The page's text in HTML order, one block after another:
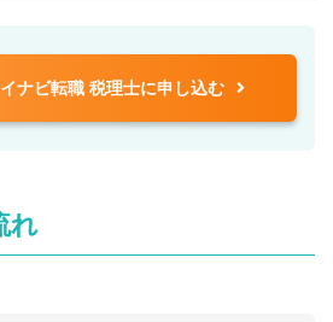
ナビ転職 税理士に申し込む
れ